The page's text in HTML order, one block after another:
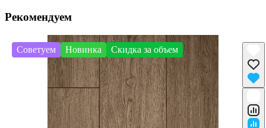
Рекомендуем
Советуем Новинка Скидка за объем